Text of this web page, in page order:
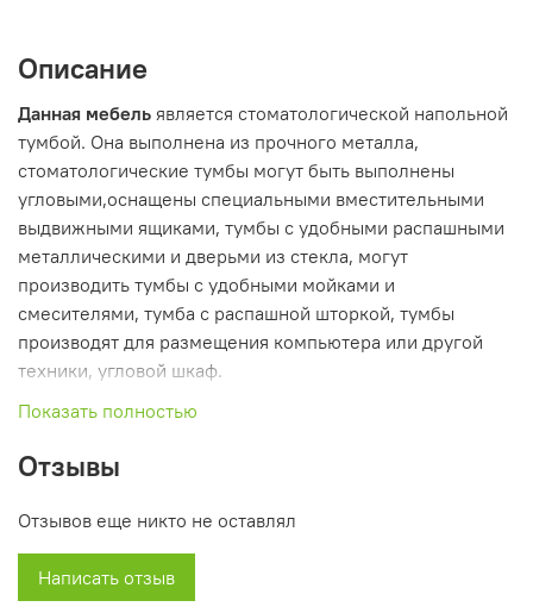
Описание
Данная мебель является стоматологической напольной
тумбой. Она выполнена из прочного металла,
стоматологические тумбы могут быть выполнены
угловыми,оснащены специальными вместительными
выдвижными ящиками, тумбы с удобными распашными
металлическими и дверьми из стекла, могут
производить тумбы с удобными мойками и
смесителями, тумба с распашной шторкой, тумбы
производят для размещения компьютера или другой
техники, угловой шкаф.
Представленная медицинская
производстве используется классическая технология
листовой стали. Эту сталь покрывают специальным
порошковым полимерным покрытием. При помощи
этого изделие приобретает очень хорошую прочность,
Показать полностью
Отзывы
Отзывов еще никто не оставлял
Написать отзыв